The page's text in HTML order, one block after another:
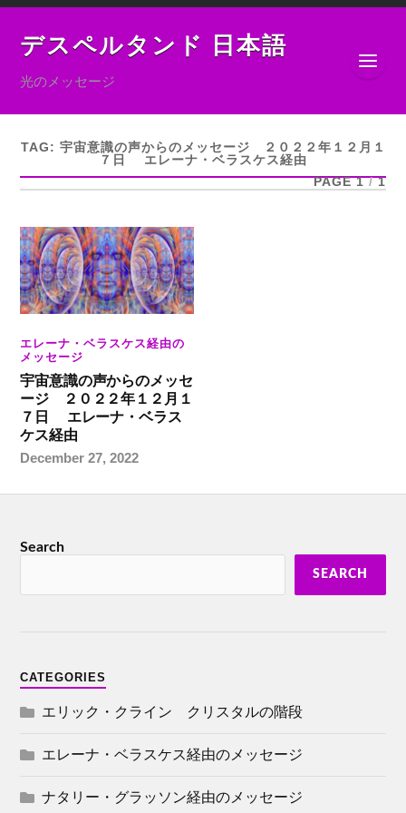
デスペルタンド 日本語
光のメッセージ
TAG: 宇宙意識の声からのメッセージ ２０２２年１２月１
７日 エレーナ・ベラスケス経由
PAGE 1 / 1
エレーナ・ベラスケス経由の
メッセージ
宇宙意識の声からのメッセ
ージ ２０２２年１２月１
７日 エレーナ・ベラス
ケス経由
December 27, 2022
Search
SEARCH
CATEGORIES
エリック・クライン クリスタルの階段
エレーナ・ベラスケス経由のメッセージ
ナタリー・グラッソン経由のメッセージ